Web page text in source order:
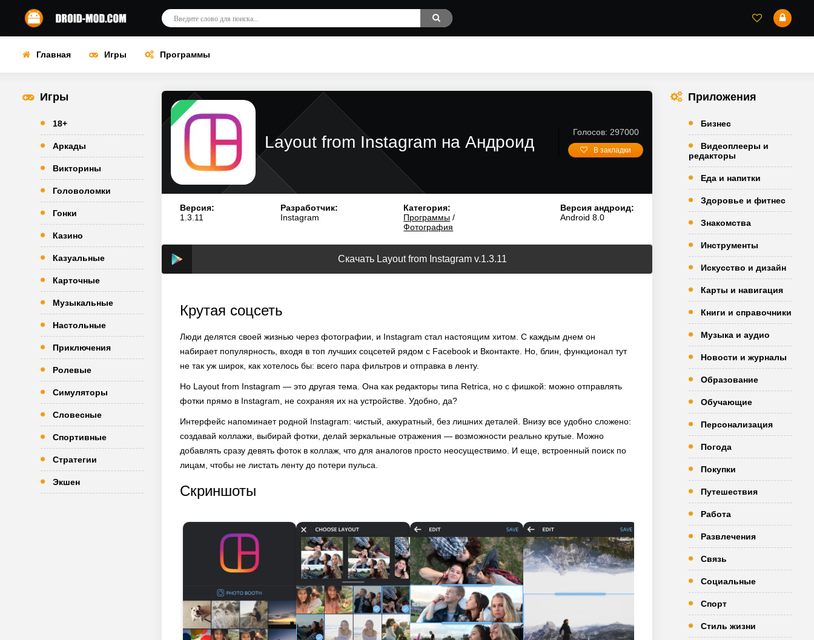
Главная Игры Программы
Игры
18+
Аркады
Викторины
Головоломки
Гонки
Казино
Казуальные
Карточные
Музыкальные
Настольные
Приключения
Ролевые
Симуляторы
Словесные
Спортивные
Стратегии
Экшен
Layout from Instagram на Андроид
Голосов: 297000
В закладки
Версия:
1.3.11
Разработчик:
Instagram
Категория:
Программы /
Фотография
Версия андроид:
Android 8.0
Скачать Layout from Instagram v.1.3.11
Крутая соцсеть
Люди делятся своей жизнью через фотографии, и Instagram стал настоящим хитом. С каждым днем он
набирает популярность, входя в топ лучших соцсетей рядом с Facebook и Вконтакте. Но, блин, функционал тут
не так уж широк, как хотелось бы: всего пара фильтров и отправка в ленту.
Но Layout from Instagram — это другая тема. Она как редакторы типа Retrica, но с фишкой: можно отправлять
фотки прямо в Instagram, не сохраняя их на устройстве. Удобно, да?
Интерфейс напоминает родной Instagram: чистый, аккуратный, без лишних деталей. Внизу все удобно сложено:
создавай коллажи, выбирай фотки, делай зеркальные отражения — возможности реально крутые. Можно
добавлять сразу девять фоток в коллаж, что для аналогов просто неосуществимо. И еще, встроенный поиск по
лицам, чтобы не листать ленту до потери пульса.
Скриншоты
Приложения
Бизнес
Видеоплееры и
редакторы
Еда и напитки
Здоровье и фитнес
Знакомства
Инструменты
Искусство и дизайн
Карты и навигация
Книги и справочники
Музыка и аудио
Новости и журналы
Образование
Обучающие
Персонализация
Погода
Покупки
Путешествия
Работа
Развлечения
Связь
Социальные
Спорт
Стиль жизни